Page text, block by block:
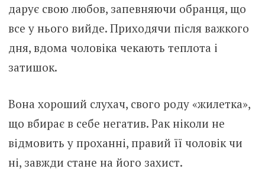
дарує свою любов, запевняючи обранця, що
все у нього вийде. Приходячи після важкого
дня, вдома чоловіка чекають теплота і
затишок.
Вона хороший слухач, свого роду «жилетка»,
що вбирає в себе негатив. Рак ніколи не
відмовить у проханні, правий її чоловік чи
ні, завжди стане на його захист.